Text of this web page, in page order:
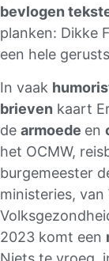
bevlogen
planken: Dikke
een hele
In vaak
brieven kaart
de armoede en
het OCMW,
burgemeester
ministeries,
2023 komt een